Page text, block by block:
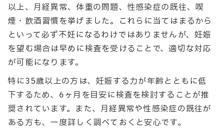
以上、月経異常、体重の問題、性感染症の既往、喫
煙・飲酒習慣を挙げました。これらに当てはまるから
といって必ず不妊になるわけではありませんが、妊娠
を望む場合は早めに検査を受けることで、適切な対応
が可能になります。
特に35歳以上の方は、妊娠する力が年齢とともに低
下するため、6ヶ月を目安に検査を検討することが推
奨されています。また、月経異常や性感染症の既往が
ある方も、一度詳しく調べておくと安心です。